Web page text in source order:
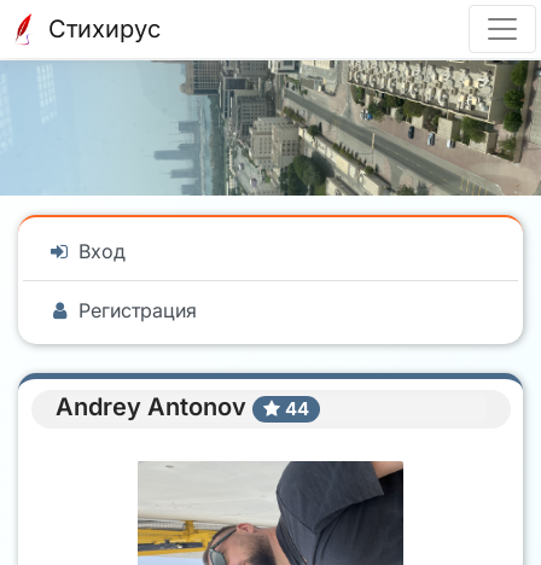
Стихирус
Вход
Регистрация
Andrey Antonov 44